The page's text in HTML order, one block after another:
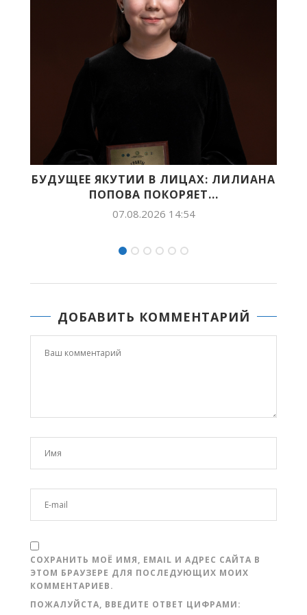
ЯКУТИИ В ЛИЦАХ: ЛИЛИАНА
ПОПОВА ПОКОРЯЕТ...
07.08.2026 14:54
ДОБАВИТЬ КОММЕНТАРИЙ
СОХРАНИТЬ МОЁ ИМЯ, EMAIL И АДРЕС САЙТА В
ЭТОМ БРАУЗЕРЕ ДЛЯ ПОСЛЕДУЮЩИХ МОИХ
КОММЕНТАРИЕВ.
ПОЖАЛУЙСТА, ВВЕДИТЕ ОТВЕТ ЦИФРАМИ: